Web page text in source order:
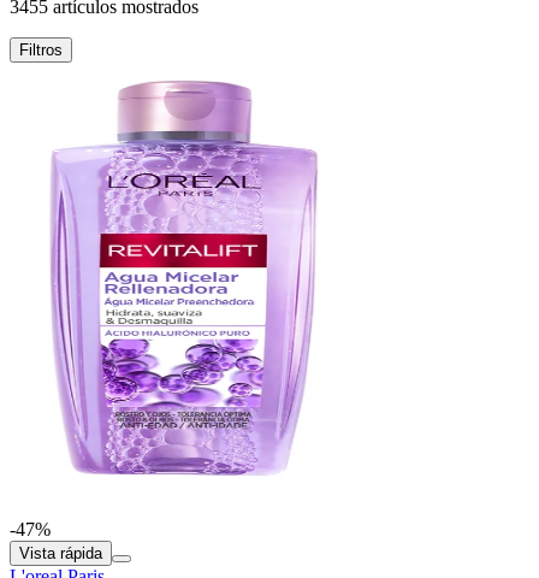
3455 artículos mostrados
Filtros
-47%
Vista rápida